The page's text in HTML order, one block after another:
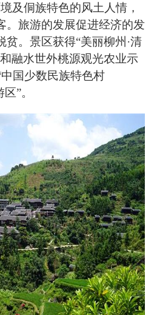
及侗族特色的风土人情，
。旅游的发展促进经济的发
贫。景区获得“美丽柳州 ·清
融水世外桃源观光农业示
国少数民族特色村
”。